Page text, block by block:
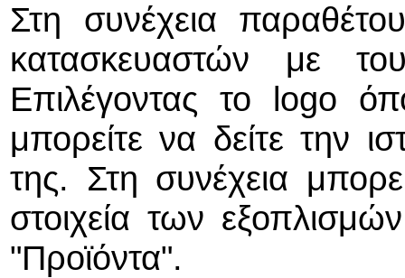
Στη συνέχεια
κατασκευαστών με
Επιλέγοντας το logo
μπορείτε να δείτε την
της. Στη συνέχεια
στοιχεία των
"Προϊόντα".